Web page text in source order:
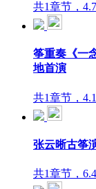
共1章节，
筝重奏《一
地首演
共1章节，
张云晰古筝
共1章节，